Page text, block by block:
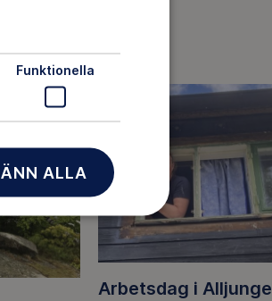
Arbetsdag i
Funktionella
ALLA